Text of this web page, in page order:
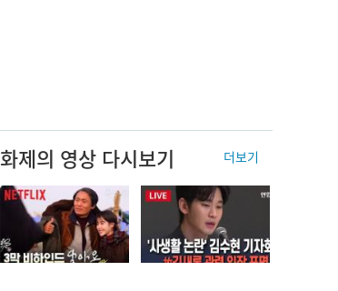
화제의 영상 다시보기 더보기